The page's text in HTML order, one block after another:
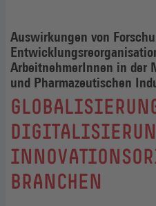
Auswirkungen von
ArbeitnehmerInnen in der
und Pharmazeutischen
:
BRANCHEN